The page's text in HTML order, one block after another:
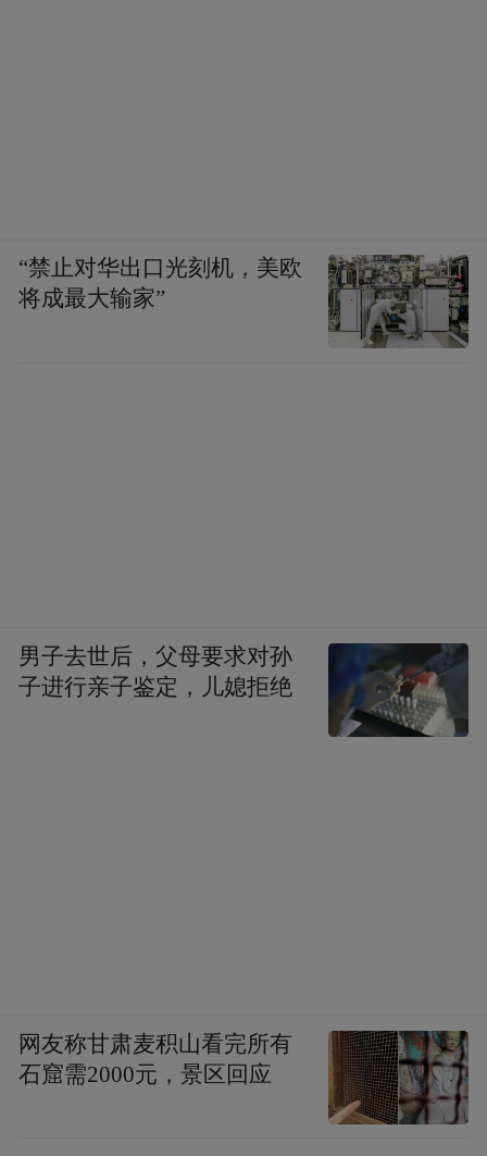
国家高标准农田建设标准历经多次修订，新
旧技术规范差异明显，早年建成的存量设施
与现行标准不匹配，加大了管护和改造难
指尖新闻、沈报全媒体记者 丛治国
编辑: 高鸣灏
“禁止对华出口光刻机，美欧
将成最大输家”
男子去世后，父母要求对孙
子进行亲子鉴定，儿媳拒绝
网友称甘肃麦积山看完所有
石窟需2000元，景区回应